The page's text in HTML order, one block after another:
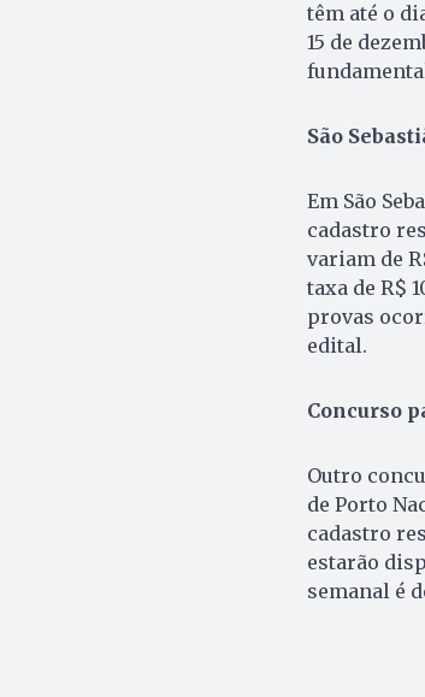
têm até o
15 de
São
Em São
cadastro
variam de
taxa de R$
provas
edital.
Concurso
Outro
de Porto
cadastro
estarão
semanal é